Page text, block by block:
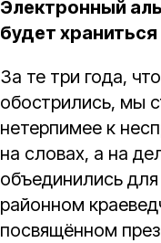
Электронный
будет
За те три года,
обострились, мы
нетерпимее к
на словах, а на
объединились
районном
посвящённом